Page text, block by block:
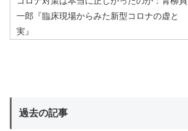
一郎『臨床現場からみた新型コロナの虚と
実』
過去の記事